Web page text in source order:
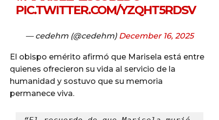
PIC.TWITTER.COM/YZQHT5RDSV
— cedehm (@cedehm) December 16, 2025
El obispo emérito afirmó que Marisela está entre
quienes ofrecieron su vida al servicio de la
humanidad y sostuvo que su memoria
permanece viva.